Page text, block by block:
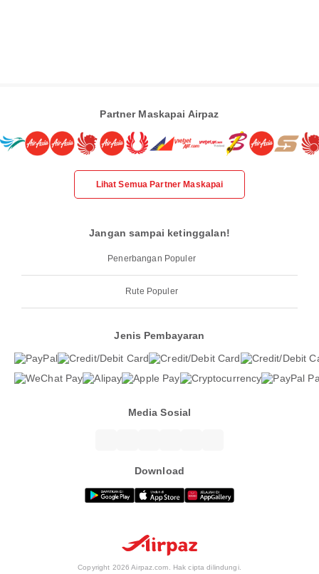
Partner Maskapai Airpaz
Lihat Semua Partner Maskapai
Jangan sampai ketinggalan!
Penerbangan Populer
Rute Populer
Jenis Pembayaran
Media Sosial
Download
Copyright 2026 Airpaz.com. Hak cipta dilindungi.